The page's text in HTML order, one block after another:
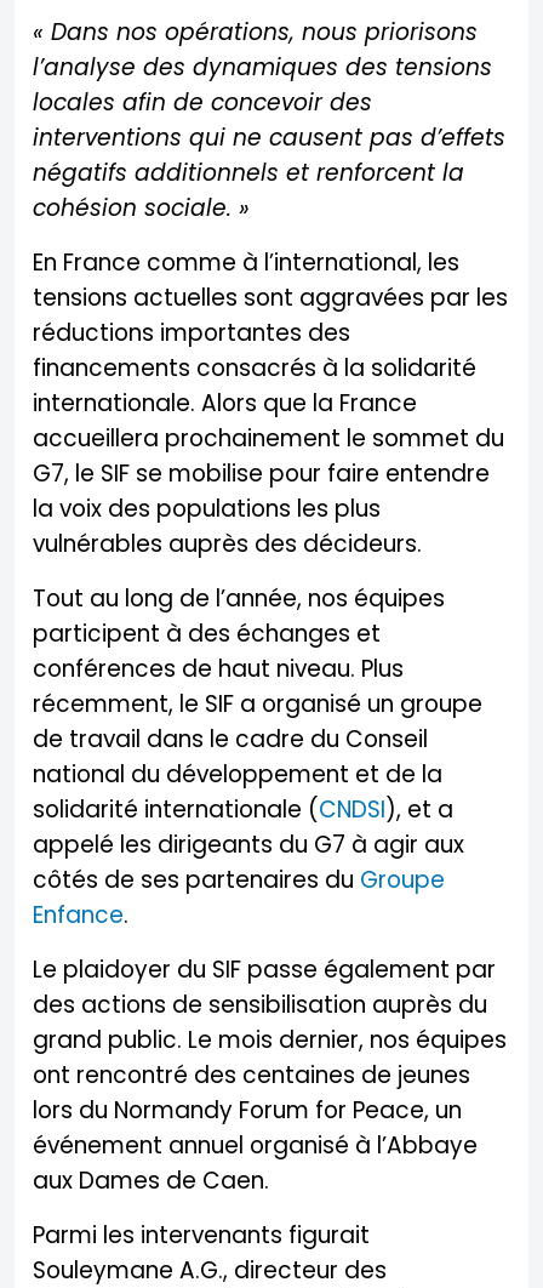
« Dans nos opérations, nous priorisons
l’analyse des dynamiques des tensions
locales afin de concevoir des
interventions qui ne causent pas d’effets
négatifs additionnels et renforcent la
cohésion sociale. »
En France comme à l’international, les
tensions actuelles sont aggravées par les
réductions importantes des
financements consacrés à la solidarité
internationale. Alors que la France
accueillera prochainement le sommet du
G7, le SIF se mobilise pour faire entendre
la voix des populations les plus
vulnérables auprès des décideurs.
Tout au long de l’année, nos équipes
participent à des échanges et
conférences de haut niveau. Plus
récemment, le SIF a organisé un groupe
de travail dans le cadre du Conseil
national du développement et de la
solidarité internationale (CNDSI), et a
appelé les dirigeants du G7 à agir aux
côtés de ses partenaires du Groupe
Enfance.
Le plaidoyer du SIF passe également par
des actions de sensibilisation auprès du
grand public. Le mois dernier, nos équipes
ont rencontré des centaines de jeunes
lors du Normandy Forum for Peace, un
événement annuel organisé à l’Abbaye
aux Dames de Caen.
Parmi les intervenants figurait
Souleymane A.G., directeur des